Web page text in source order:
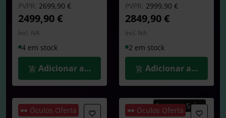
PVPR: Preço reduzido de
2699,90 €para
2499,90 €
Incl. IVA
4 em stock
Adicionar ao Carrinho
PVPR: Preço reduzido de
2999,90 €para
2849,90 €
Incl. IVA
2 em stock
Adicionar ao
🕶️ Óculos Oferta 🕶️ Óculos Oferta
Summer Sales